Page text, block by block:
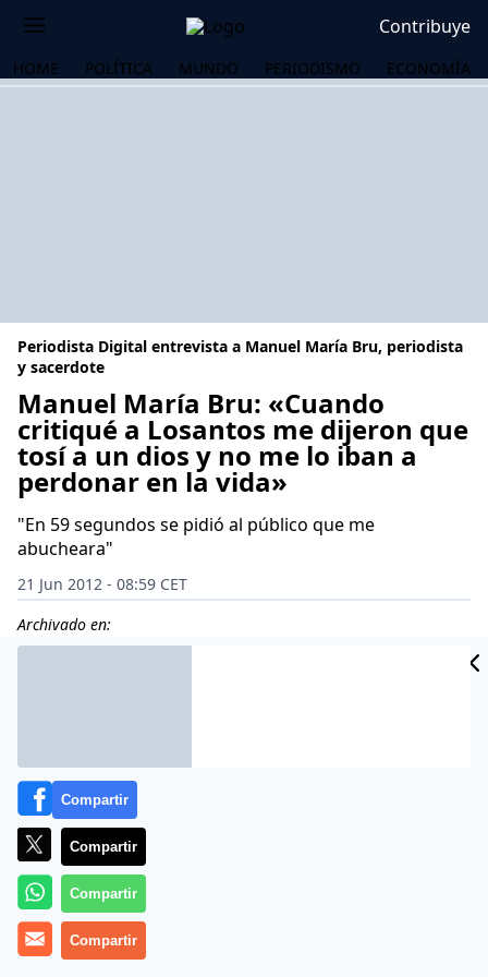
Contribuye
HOME POLÍTICA MUNDO PERIODISMO ECONOMÍA
Periodista Digital entrevista a Manuel María Bru, periodista
y sacerdote
Manuel María Bru: «Cuando
critiqué a Losantos me dijeron que
tosí a un dios y no me lo iban a
perdonar en la vida»
"En 59 segundos se pidió al público que me
abucheara"
21 Jun 2012 - 08:59 CET
Archivado en:
Compartir
Compartir
Compartir
Compartir